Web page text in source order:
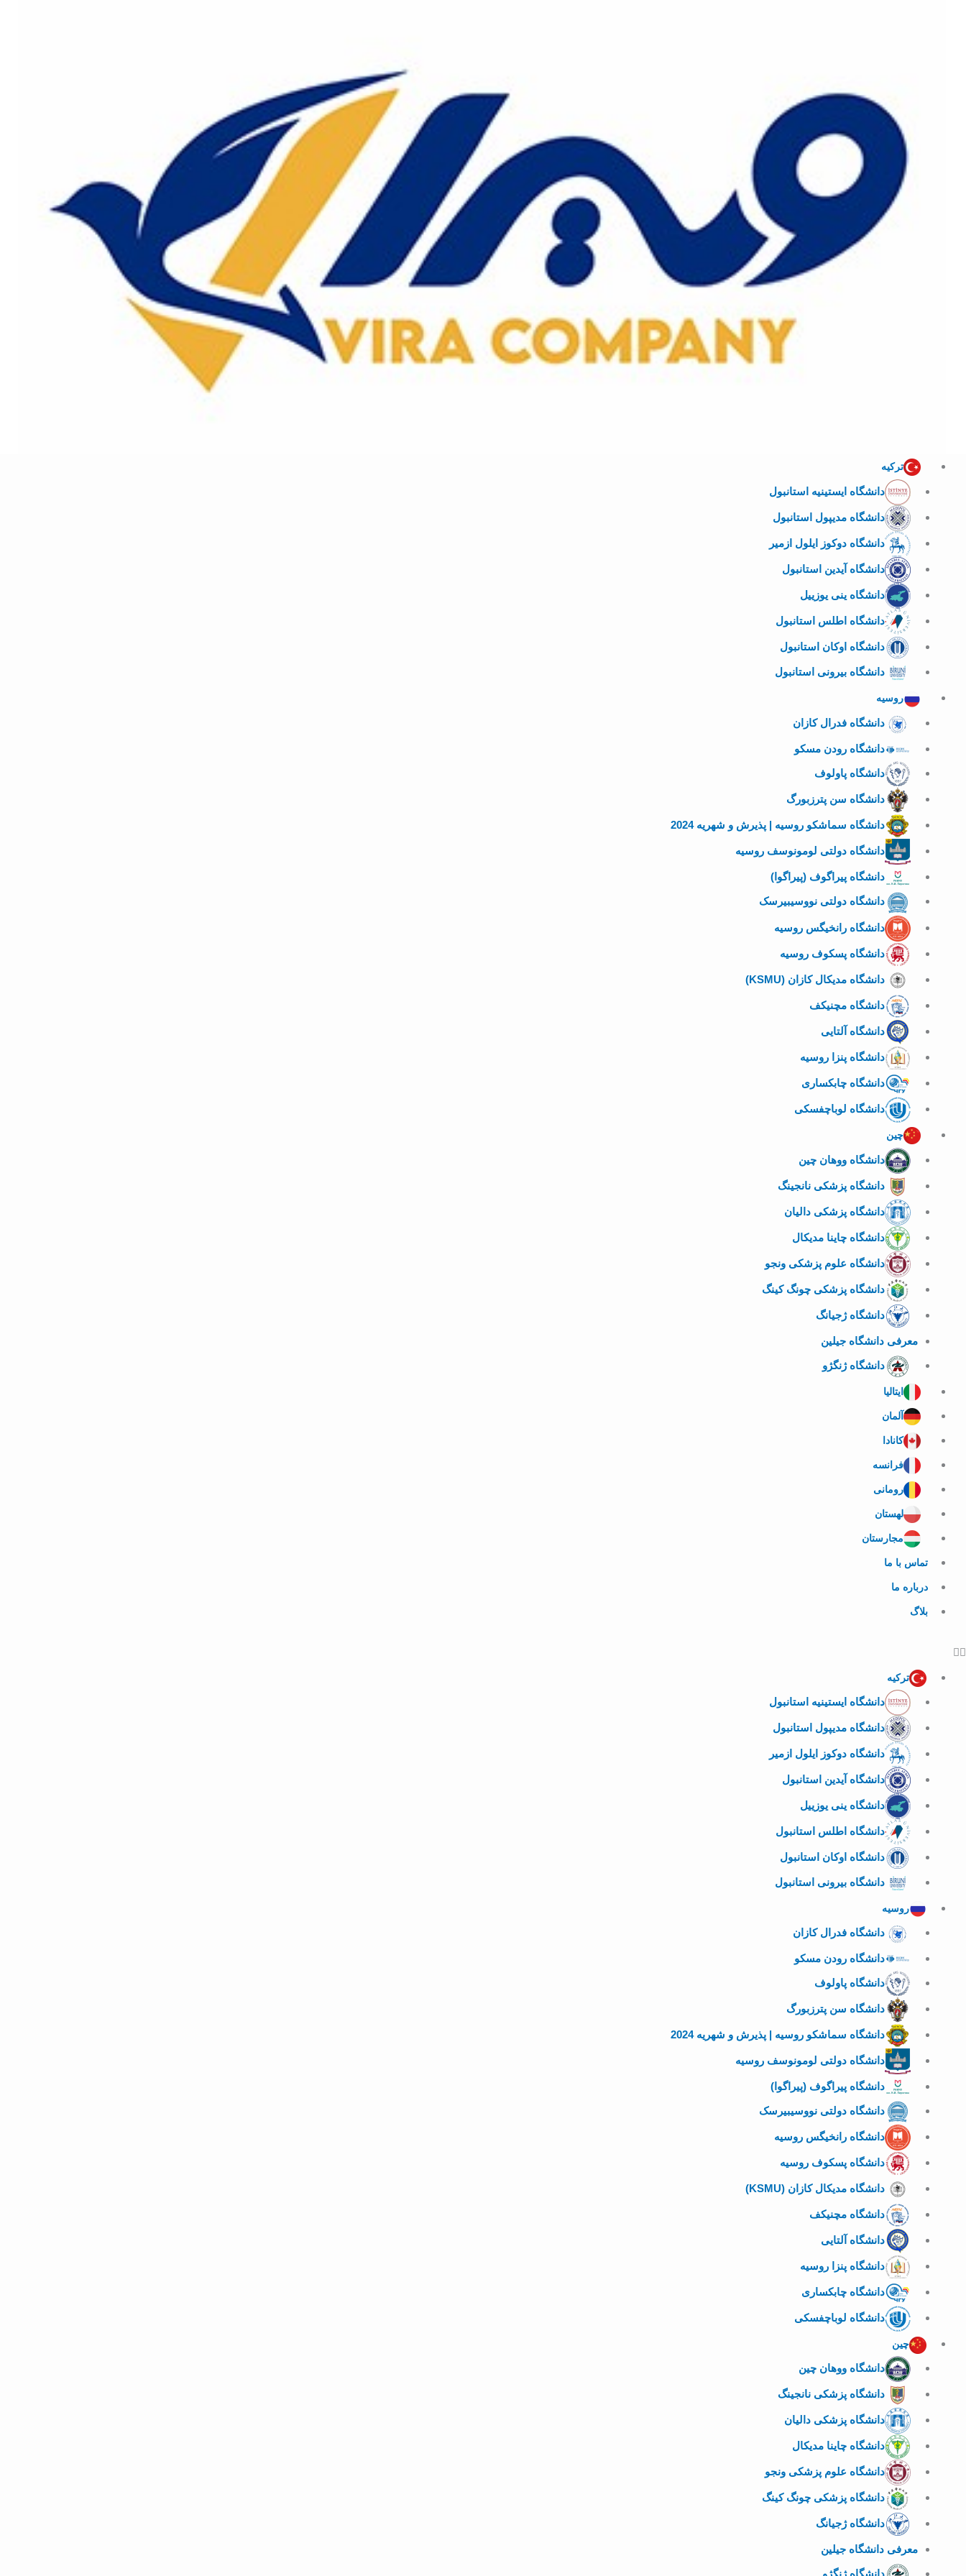
ترکیه
دانشگاه ایستینیه استانبول
دانشگاه مدیپول استانبول
دانشگاه دوکوز ایلول ازمیر
دانشگاه آیدین استانبول
دانشگاه ینی یوزییل
دانشگاه اطلس استانبول
دانشگاه اوکان استانبول
دانشگاه بیرونی استانبول
روسیه
دانشگاه فدرال کازان
دانشگاه رودن مسکو
دانشگاه پاولوف
دانشگاه سن پترزبورگ
دانشگاه سماشکو روسیه | پذیرش و شهریه 2024
دانشگاه دولتی لومونوسف روسیه
دانشگاه پیراگوف (پیراگوا)
دانشگاه دولتی نووسیبیرسک
دانشگاه رانخیگس روسیه
دانشگاه پسکوف روسیه
دانشگاه مدیکال کازان (KSMU)
دانشگاه مچنیکف
دانشگاه آلتایی
دانشگاه پنزا روسیه
دانشگاه چابکساری
دانشگاه لوباچفسکی
چین
دانشگاه ووهان چین
دانشگاه پزشکی نانجینگ
دانشگاه پزشکی دالیان
دانشگاه چاینا مدیکال
دانشگاه علوم پزشکی ونجو
دانشگاه پزشکی چونگ کینگ
دانشگاه ژجیانگ
معرفی دانشگاه جیلین
دانشگاه ژنگژو
ایتالیا
آلمان
کانادا
فرانسه
رومانی
لهستان
مجارستان
تماس با ما
درباره ما
بلاگ
ترکیه
دانشگاه ایستینیه استانبول
دانشگاه مدیپول استانبول
دانشگاه دوکوز ایلول ازمیر
دانشگاه آیدین استانبول
دانشگاه ینی یوزییل
دانشگاه اطلس استانبول
دانشگاه اوکان استانبول
دانشگاه بیرونی استانبول
روسیه
دانشگاه فدرال کازان
دانشگاه رودن مسکو
دانشگاه پاولوف
دانشگاه سن پترزبورگ
دانشگاه سماشکو روسیه | پذیرش و شهریه 2024
دانشگاه دولتی لومونوسف روسیه
دانشگاه پیراگوف (پیراگوا)
دانشگاه دولتی نووسیبیرسک
دانشگاه رانخیگس روسیه
دانشگاه پسکوف روسیه
دانشگاه مدیکال کازان (KSMU)
دانشگاه مچنیکف
دانشگاه آلتایی
دانشگاه پنزا روسیه
دانشگاه چابکساری
دانشگاه لوباچفسکی
چین
دانشگاه ووهان چین
دانشگاه پزشکی نانجینگ
دانشگاه پزشکی دالیان
دانشگاه چاینا مدیکال
دانشگاه علوم پزشکی ونجو
دانشگاه پزشکی چونگ کینگ
دانشگاه ژجیانگ
معرفی دانشگاه جیلین